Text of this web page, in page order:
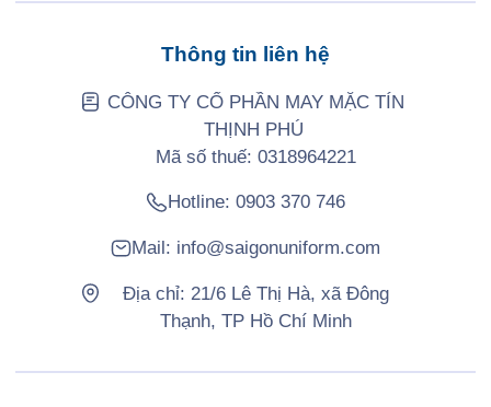
Thông tin liên hệ
CÔNG TY CỔ PHẦN MAY MẶC TÍN
THỊNH PHÚ
Mã số thuế: 0318964221
Hotline: 0903 370 746
Mail: info@saigonuniform.com
Địa chỉ: 21/6 Lê Thị Hà, xã Đông
Thạnh, TP Hồ Chí Minh